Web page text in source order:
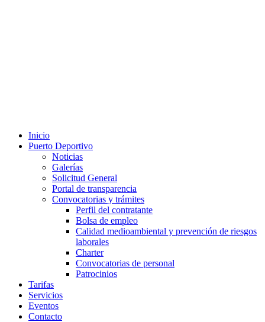
Inicio
Puerto Deportivo
Noticias
Galerías
Solicitud General
Portal de transparencia
Convocatorias y trámites
Perfil del contratante
Bolsa de empleo
Calidad medioambiental y prevención de riesgos
laborales
Charter
Convocatorias de personal
Patrocinios
Tarifas
Servicios
Eventos
Contacto